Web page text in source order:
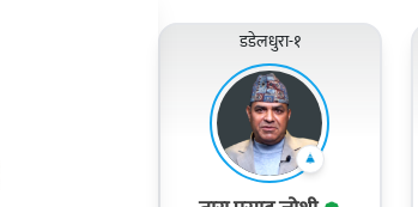
डडेलधुरा-१